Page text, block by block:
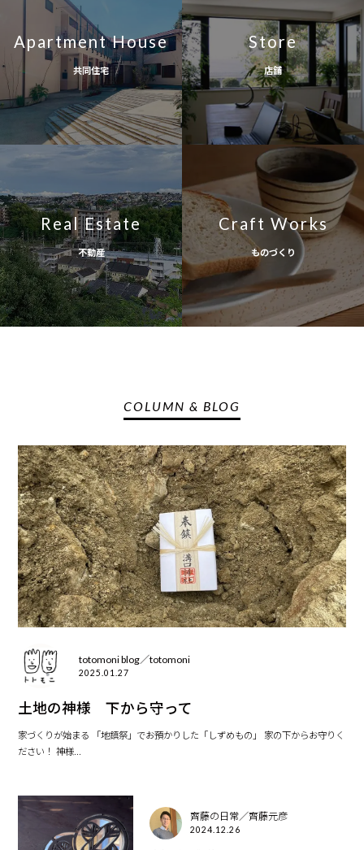
Apartment House
共同住宅
Store
店舗
Real Estate
不動産
Craft Works
ものづくり
COLUMN & BLOG
totomoni blog／totomoni
2025.01.27
土地の神様 下から守って
家づくりが始まる 「地鎮祭」でお預かりした「しずめもの」 家の下からお守りく
ださい！ 神様...
齊藤の日常／齊藤元彦
2024.12.26